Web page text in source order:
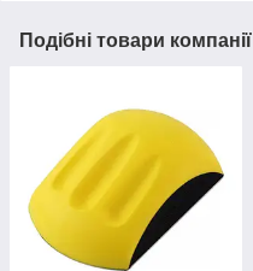
Подібні товари компанії